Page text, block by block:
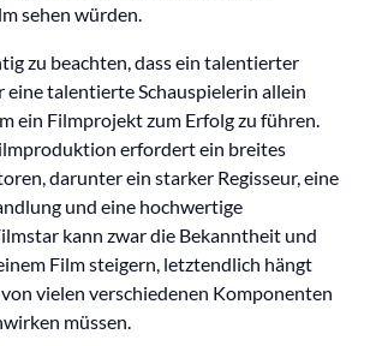
sehen würden.
zu beachten, dass ein talentierter
eine talentierte Schauspielerin allein
ein Filmprojekt zum Erfolg zu führen.
erfordert ein breites
darunter ein starker Regisseur, eine
und eine hochwertige
kann zwar die Bekanntheit und
Film steigern, letztendlich hängt
vielen verschiedenen Komponenten
müssen.